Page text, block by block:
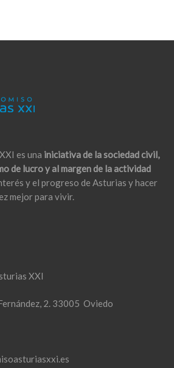
es una iniciativa de la sociedad civil,
de lucro y al margen de la actividad
y el progreso de Asturias y hacer
mejor para vivir.
XXI
2. 33005 Oviedo